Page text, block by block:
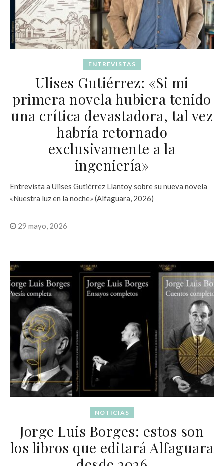
ENTREVISTAS
Ulises Gutiérrez: «Si mi
primera novela hubiera tenido
una crítica devastadora, tal vez
habría retornado
exclusivamente a la
ingeniería»
Entrevista a Ulises Gutiérrez Llantoy sobre su nueva novela
«Nuestra luz en la noche» (Alfaguara, 2026)
29 mayo, 2026
NOTICIAS
Jorge Luis Borges: estos son
los libros que editará Alfaguara